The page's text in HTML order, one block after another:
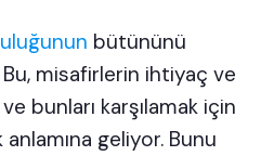
bütününü
misafirlerin ihtiyaç ve
bunları karşılamak için
geliyor. Bunu